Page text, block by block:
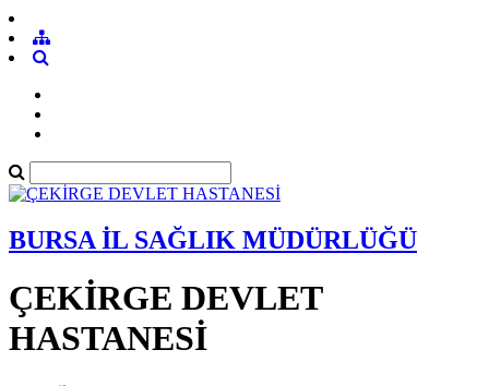
BURSA İL SAĞLIK MÜDÜRLÜĞÜ
ÇEKİRGE DEVLET
HASTANESİ